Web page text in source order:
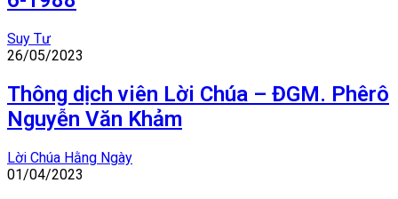
Suy Tư
26/05/2023
Thông dịch viên Lời Chúa – ĐGM. Phêrô
Nguyễn Văn Khảm
Lời Chúa Hằng Ngày
01/04/2023